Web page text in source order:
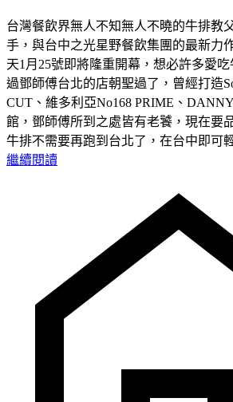
台灣餐飲界無人不知無人不曉的牛排教
手，與台中之光星野餐飲集團的最新力
天1月25號即將隆重開幕，想必許多愛
過鄧師傅台北的店朝聖過了，曾經打造
CUT、維多利亞No168 PRIME、
館，鄧師傅所到之處皆有老饕，現在要
牛排不需要再跑到台北了，在台中即可
繼續閱讀